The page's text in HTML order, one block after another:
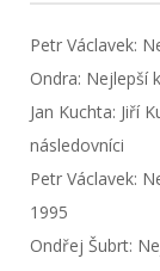
Petr Václavek:
Ondra: Nejlepší
Jan Kuchta: Jiří
následovníci
Petr Václavek:
1995
Ondřej Šubrt: